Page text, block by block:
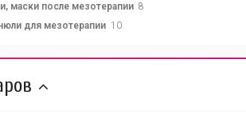
маски после мезотерапии 8
для мезотерапии 10